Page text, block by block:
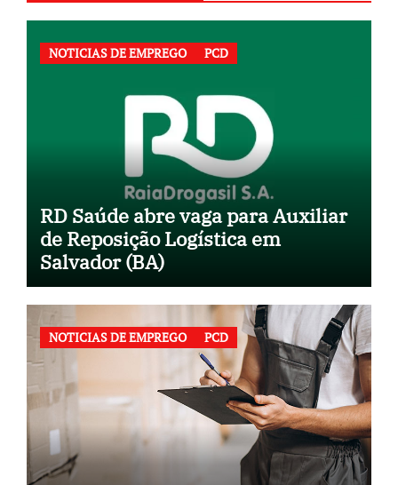
NOTICIAS DE EMPREGO PCD
RD Saúde abre vaga para Auxiliar
de Reposição Logística em
Salvador (BA)
NOTICIAS DE EMPREGO PCD